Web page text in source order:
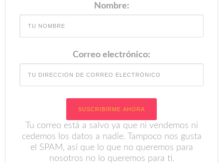
Nombre:
Correo electrónico:
Tu correo está a salvo ya que ni vendemos ni
cedemos los datos a nadie. Tampoco nos gusta
el SPAM, así que lo que no queremos para
nosotros no lo queremos para ti.